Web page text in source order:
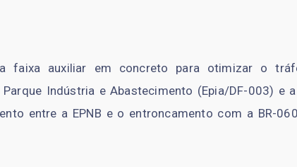
faixa auxiliar em concreto para otimizar o
Indústria e Abastecimento (Epia/DF-003) e a
entre a EPNB e o entroncamento com a BR-